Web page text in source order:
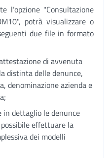
l’opzione "Consultazione
potrà visualizzare o
due file in formato
di avvenuta
distinta delle denunce,
denominazione azienda e
in dettaglio le denunce
effettuare la
dei modelli